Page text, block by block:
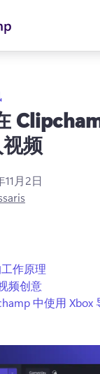
频
11月2日
作原理
频创意
中使用 Xbox